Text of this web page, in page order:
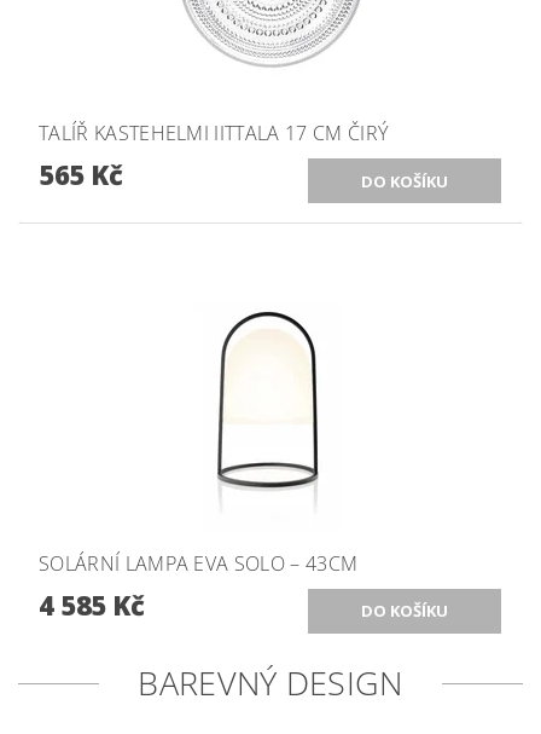
TALÍŘ KASTEHELMI IITTALA 17 CM ČIRÝ
565 Kč
SOLÁRNÍ LAMPA EVA SOLO – 43CM
4 585 Kč
BAREVNÝ DESIGN